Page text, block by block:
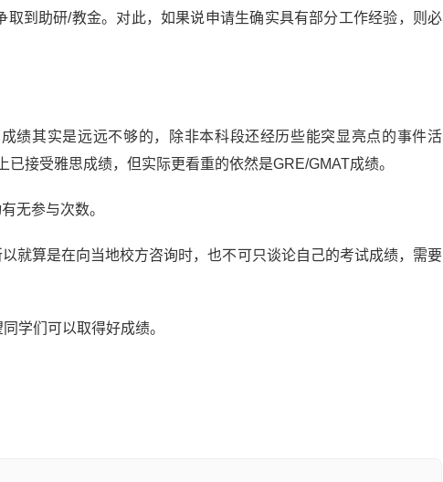
到助研/教金。对此，如果说申请生确实具有部分工作经验，则必
其实是远远不够的，除非本科段还经历些能突显亮点的事件活
接受雅思成绩，但实际更看重的依然是GRE/GMAT成绩。
无参与次数。
算是在向当地校方咨询时，也不可只谈论自己的考试成绩，需要
学们可以取得好成绩。